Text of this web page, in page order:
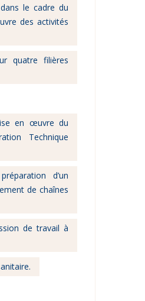
le cadre du
des activités
quatre filières
en œuvre du
Technique
d’un
de chaînes
de travail à